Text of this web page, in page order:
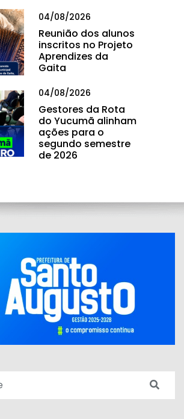
04/08/2026
Reunião dos alunos
inscritos no Projeto
Aprendizes da
Gaita
04/08/2026
Gestores da Rota
do Yucumã alinham
ações para o
segundo semestre
de 2026